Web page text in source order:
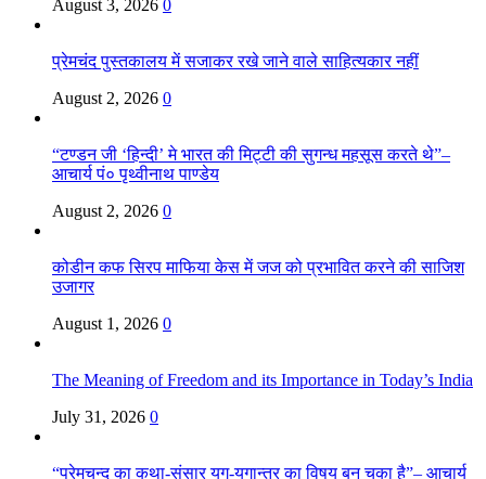
August 3, 2026 0
प्रेमचंद पुस्तकालय में सजाकर रखे जाने वाले साहित्यकार नहीं
August 2, 2026 0
“टण्डन जी ‘हिन्दी’ मे भारत की मिट्टी की सुगन्ध महसूस करते थे”–
आचार्य पं० पृथ्वीनाथ पाण्डेय
August 2, 2026 0
कोडीन कफ सिरप माफिया केस में जज को प्रभावित करने की साजिश
उजागर
August 1, 2026 0
The Meaning of Freedom and its Importance in Today’s India
July 31, 2026 0
“प्रेमचन्द का कथा-संसार युग-युगान्तर का विषय बन चुका है”– आचार्य